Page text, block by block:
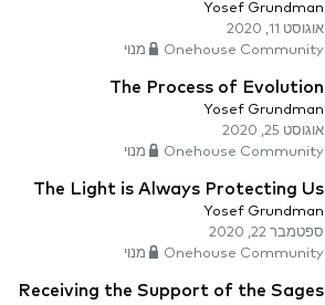
Yosef Grundman
אוגוסט 11, 2020
Onehouse Community מנוי
The Process of Evolution
Yosef Grundman
אוגוסט 25, 2020
Onehouse Community מנוי
The Light is Always Protecting Us
Yosef Grundman
ספטמבר 22, 2020
Onehouse Community מנוי
Receiving the Support of the Sages